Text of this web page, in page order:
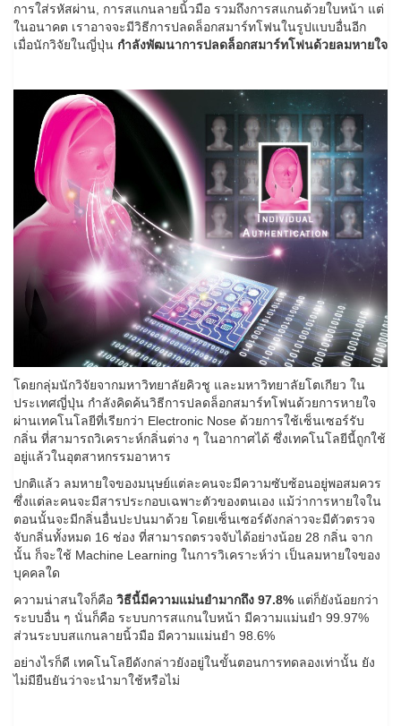
การใส่รหัสผ่าน, การสแกนลายนิ้วมือ รวมถึงการสแกนด้วยใบหน้า แต่
ในอนาคต เราอาจจะมีวิธีการปลดล็อกสมาร์ทโฟนในรูปแบบอื่นอีก
เมื่อนักวิจัยในญี่ปุ่น กำลังพัฒนาการปลดล็อกสมาร์ทโฟนด้วยลมหายใจ
โดยกลุ่มนักวิจัยจากมหาวิทยาลัยคิวชู และมหาวิทยาลัยโตเกียว ใน
ประเทศญี่ปุ่น กำลังคิดค้นวิธีการปลดล็อกสมาร์ทโฟนด้วยการหายใจ
ผ่านเทคโนโลยีที่เรียกว่า Electronic Nose ด้วยการใช้เซ็นเซอร์รับ
กลิ่น ที่สามารถวิเคราะห์กลิ่นต่าง ๆ ในอากาศได้ ซึ่งเทคโนโลยีนี้ถูกใช้
อยู่แล้วในอุตสาหกรรมอาหาร
ปกติแล้ว ลมหายใจของมนุษย์แต่ละคนจะมีความซับซ้อนอยู่พอสมควร
ซึ่งแต่ละคนจะมีสารประกอบเฉพาะตัวของตนเอง แม้ว่าการหายใจใน
ตอนนั้นจะมีกลิ่นอื่นปะปนมาด้วย โดยเซ็นเซอร์ดังกล่าวจะมีตัวตรวจ
จับกลิ่นทั้งหมด 16 ช่อง ที่สามารถตรวจจับได้อย่างน้อย 28 กลิ่น จาก
นั้น ก็จะใช้ Machine Learning ในการวิเคราะห์ว่า เป็นลมหายใจของ
บุคคลใด
ความน่าสนใจก็คือ วิธีนี้มีความแม่นยำมากถึง 97.8% แต่ก็ยังน้อยกว่า
ระบบอื่น ๆ นั่นก็คือ ระบบการสแกนใบหน้า มีความแม่นยำ 99.97%
ส่วนระบบสแกนลายนิ้วมือ มีความแม่นยำ 98.6%
อย่างไรก็ดี เทคโนโลยีดังกล่าวยังอยู่ในขั้นตอนการทดลองเท่านั้น ยัง
ไม่มียืนยันว่าจะนำมาใช้หรือไม่